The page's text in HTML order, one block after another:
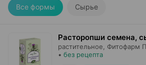
Все формы Сырье
Расторопши семена,
растительное, Фитофарм
• без рецепта